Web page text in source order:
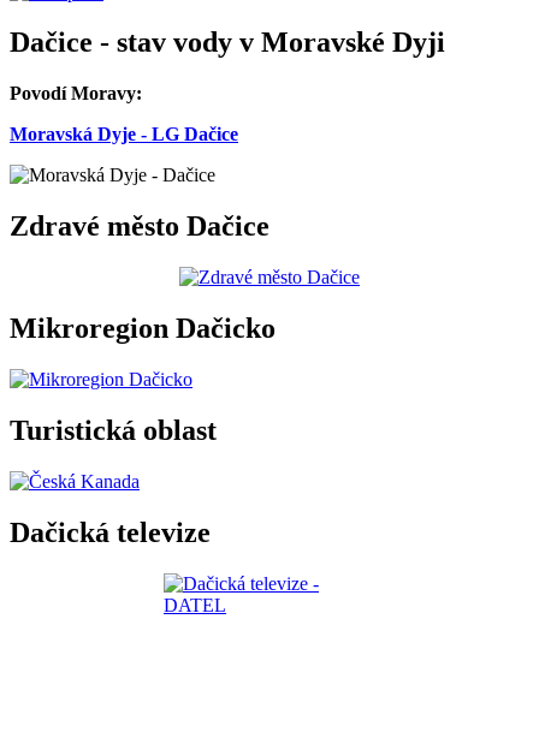
Dačice - stav vody v Moravské Dyji
Povodí Moravy:
Moravská Dyje - LG Dačice
Zdravé město Dačice
Mikroregion Dačicko
Turistická oblast
Dačická televize